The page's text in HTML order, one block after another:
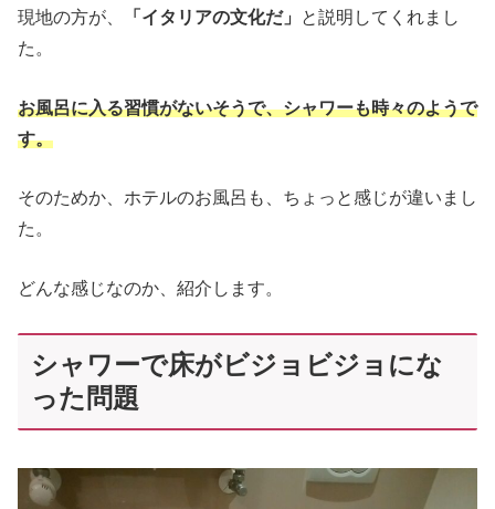
現地の方が、 「イタリアの文化だ」
と説明してくれまし
た。
お風呂に入る習慣がないそうで、シャワーも時々のようで
す。
そのためか、ホテルのお風呂も、ちょっと感じが違いまし
た。
どんな感じなのか、紹介します。
シャワーで床がビジョビジョにな
った問題